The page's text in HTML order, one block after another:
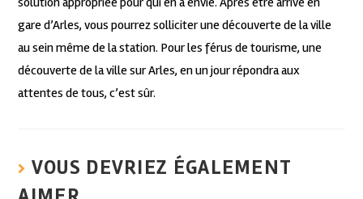
gare d’Arles, vous pourrez solliciter une découverte de la ville
au sein même de la station. Pour les férus de tourisme, une
découverte de la ville sur Arles, en un jour répondra aux
attentes de tous, c’est sûr.
VOUS DEVRIEZ ÉGALEMENT